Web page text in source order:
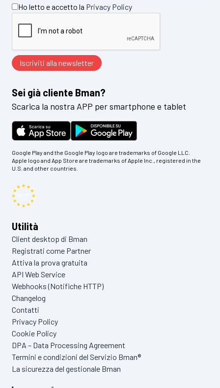
Ho letto e accetto la Privacy Policy
Sei già cliente Bman?
Scarica la nostra APP per smartphone e tablet
Google Play and the Google Play logo are trademarks of Google LLC.
Apple logo and App Store are trademarks of Apple Inc., registered in the
U.S. and other countries.
Utilità
Client desktop di Bman
Registrati come Partner
Attiva la prova gratuita
API Web Service
Webhooks (Notifiche HTTP)
Changelog
Contatti
Privacy Policy
Cookie Policy
DPA – Data Processing Agreement
Termini e condizioni del Servizio Bman®
La sicurezza del gestionale Bman